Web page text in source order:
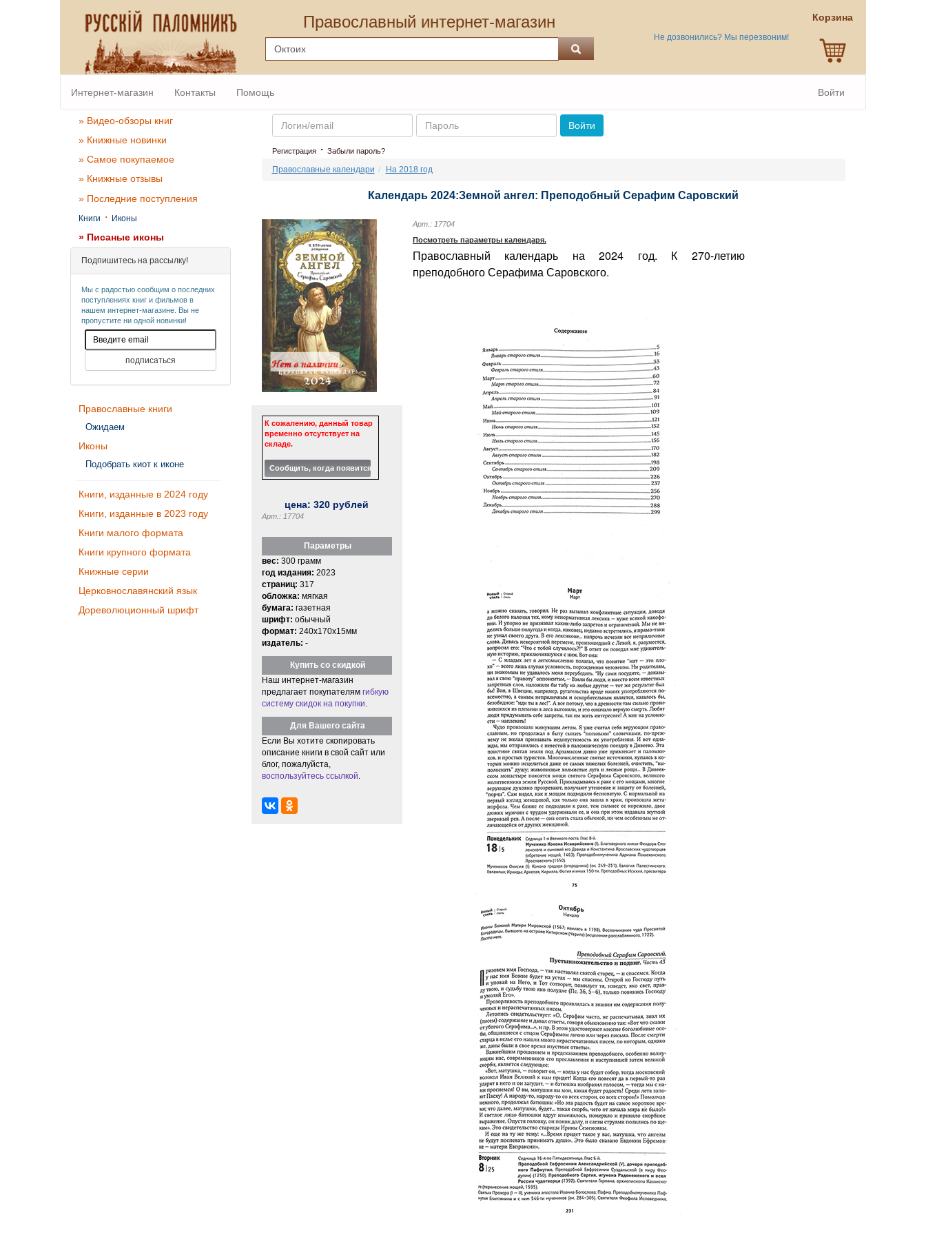
Православный интернет-магазин
Не дозвонились? Мы перезвоним!
Корзина
Интернет-магазин Контакты Помощь Войти
» Видео-обзоры книг
» Книжные новинки
» Самое покупаемое
» Книжные отзывы
» Последние поступления
Книги · Иконы
» Писаные иконы
Подпишитесь на рассылку!
Мы с радостью сообщим о последних
поступлениях книг и фильмов в
нашем интернет-магазине. Вы не
пропустите ни одной новинки!
Православные книги
Ожидаем
Иконы
Подобрать киот к иконе
Книги, изданные в 2024 году
Книги, изданные в 2023 году
Книги малого формата
Книги крупного формата
Книжные серии
Церковнославянский язык
Дореволюционный шрифт
Email Пароль
Войти
Регистрация· Забыли пароль?
Православные календари На 2018 год
Календарь 2024:Земной ангел: Преподобный Серафим Саровский
К сожалению, данный товар
временно отсутствует на
складе.
цена:320 рублей
Арт.: 17704
Параметры
вес: 300 грамм
год издания: 2023
страниц: 317
обложка: мягкая
бумага: газетная
шрифт: обычный
формат: 240x170x15мм
издатель: -
Купить со скидкой
Наш интернет-магазин
предлагает покупателям гибкую
систему скидок на покупки
Для Вашего сайта
Если Вы хотите скопировать
описание книги в свой сайт или
блог, пожалуйста,
воспользуйтесь ссылкой
Арт.: 17704
Посмотреть параметры календаря.
Православный календарь на 2024 год. К 270-летию
преподобного Серафима Саровского.